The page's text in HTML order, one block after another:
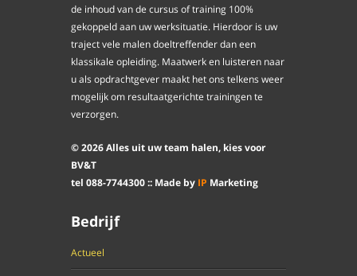
de inhoud van de cursus of training 100%
gekoppeld aan uw werksituatie. Hierdoor is uw
traject vele malen doeltreffender dan een
klassikale opleiding. Maatwerk en luisteren naar
u als opdrachtgever maakt het ons telkens weer
mogelijk om resultaatgerichte trainingen te
verzorgen.
©2026Alles uit uw team halen, kies voor
BV&T
tel 088-7744300:: Made by IP Marketing
Bedrijf
Actueel